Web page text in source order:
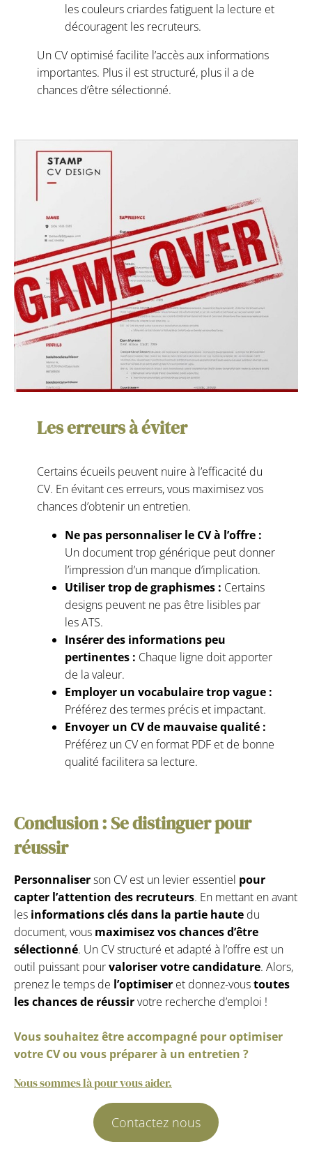
les couleurs criardes fatiguent la lecture et
découragent les recruteurs.
Un CV optimisé facilite l’accès aux informations
importantes. Plus il est structuré, plus il a de
chances d’être sélectionné.
Les erreurs à éviter
Certains écueils peuvent nuire à l’efficacité du
CV. En évitant ces erreurs, vous maximisez vos
chances d’obtenir un entretien.
Ne pas personnaliser le CV à l’offre :
Un document trop générique peut donner
l’impression d’un manque d’implication.
Utiliser trop de graphismes : Certains
designs peuvent ne pas être lisibles par
les ATS.
Insérer des informations peu
pertinentes : Chaque ligne doit apporter
de la valeur.
Employer un vocabulaire trop vague :
Préférez des termes précis et impactant.
Envoyer un CV de mauvaise qualité :
Préférez un CV en format PDF et de bonne
qualité facilitera sa lecture.
Conclusion : Se distinguer pour
réussir
Personnaliserson CV est un levier essentiel pour
capter l’attention des recruteurs. En mettant en avant
les informations clés dans la partie haute du
document, vous maximisez vos chances d’être
sélectionné. Un CV structuré et adapté à l’offre est un
outil puissant pourvaloriser votre candidature. Alors,
prenez le temps de l’optimiser et donnez-voustoutes
les chances de réussirvotre recherche d’emploi !
Vous souhaitez être accompagné pour optimiser
votre CV ou vous préparer à un entretien ?
Nous sommes là pour vous aider.
Contactez nous